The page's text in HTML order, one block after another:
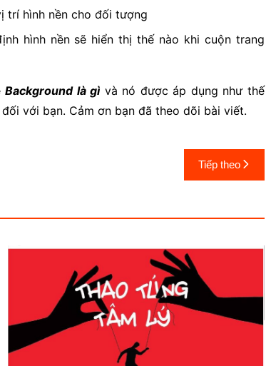
trí hình nền cho đối tượng
hình nền sẽ hiển thị thế nào khi cuộn trang
Background là gì và nó được áp dụng như thế
với bạn. Cảm ơn bạn đã theo dõi bài viết.
Tiếp theo